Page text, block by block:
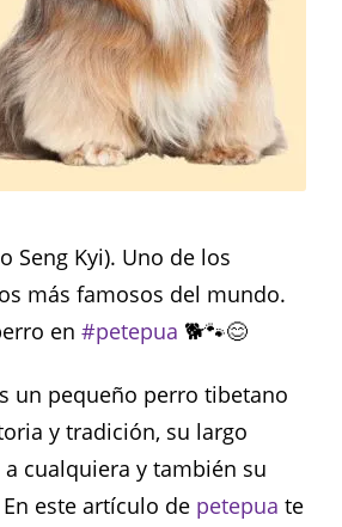
Seng Kyi). Uno de los
más famosos del mundo.
en #petepua 🐕🐾😊
un pequeño perro tibetano
y tradición, su largo
cualquiera y también su
este artículo de petepua te